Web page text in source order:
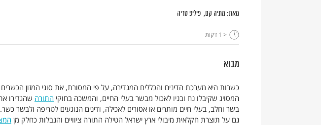
מאת: מתיה קם פיליפ טריה
< 1 דקות
מבוא
כשרות היא מערכת הדינים והכללים המגדירה, על פי המסורת, את סוגי המזון
המסויג שקיבלו נח ובניו לאכול מבשר בעלי החיים, והמשכה בחוקי התורה שהגדירו
בשר וחלב, בעלי חיים מותרים או אסורים לאכילה, ודינים הנוגעים לטריפה ולבשר כשר.
גם על תוצרת חקלאית מיבולי ארץ ישראל הטילה התורה ציוויים והגבלות כחלק מן